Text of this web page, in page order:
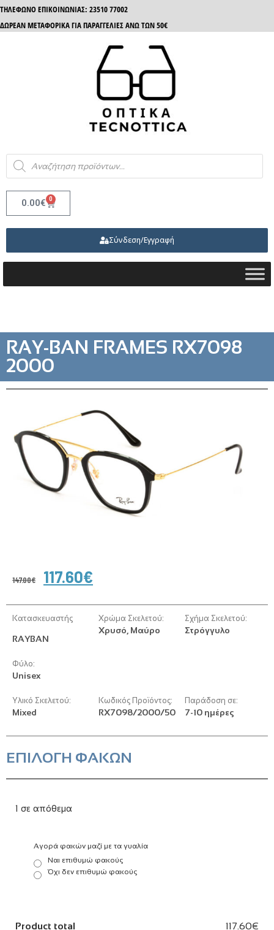
ΤΗΛΈΦΩΝΟ ΕΠΙΚΟΙΝΩΝΊΑΣ: 23510 77002
ΔΩΡΕΑΝ ΜΕΤΑΦΟΡΙΚΑ ΓΙΑ ΠΑΡΑΓΓΕΛΙΕΣ ΑΝΩ ΤΩΝ 50€
0.00€ 0
Σύνδεση/Εγγραφή
RAY-BAN FRAMES RX7098
2000
147.00€ 117.60€
Κατασκευαστής
RAYBAN
Χρώμα Σκελετού:
Χρυσό, Μαύρο
Σχήμα Σκελετού:
Στρόγγυλο
Φύλο:
Unisex
Υλικό Σκελετού:
Mixed
Κωδικός Προϊόντος:
RX7098/2000/50
Παράδοση σε:
7-10 ημέρες
ΕΠΙΛΟΓΗ ΦΑΚΩΝ
1 σε απόθεμα
Αγορά φακών μαζί με τα γυαλία
Ναι επιθυμώ φακούς
Όχι δεν επιθυμώ φακούς
Product total
117.60€